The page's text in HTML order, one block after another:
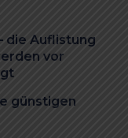
die Auflistung
vor
günstigen